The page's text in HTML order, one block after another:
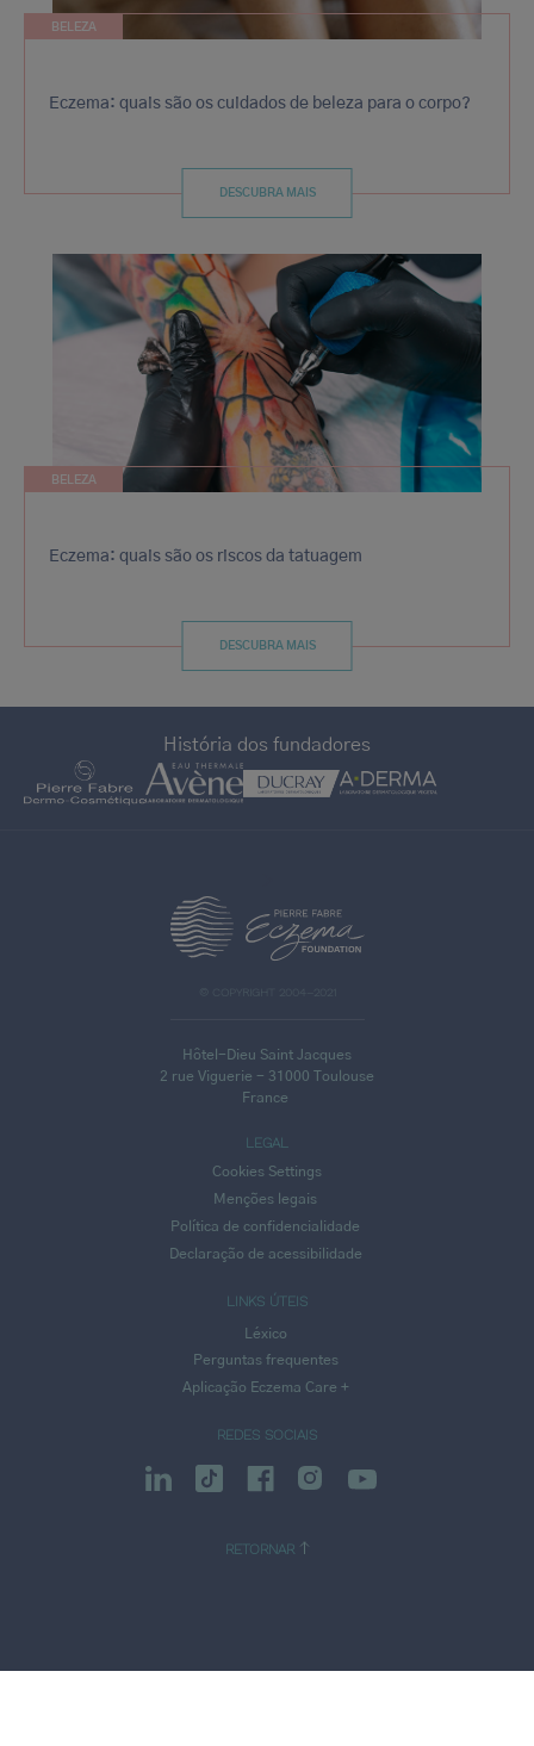
BELEZA
Eczema: quais são os cuidados de beleza para o corpo?
DESCUBRA MAIS
BELEZA
Eczema: quais são os riscos da tatuagem
DESCUBRA MAIS
História dos fundadores
© COPYRIGHT 2004–2021
Hôtel-Dieu Saint Jacques
2 rue Viguerie - 31000 Toulouse
France
LINKS ÚTEIS
Léxico
Perguntas frequentes
Aplicação Eczema Care +
LEGAL
Cookies Settings
Menções legais
Política de confidencialidade
Declaração de acessibilidade
REDES SOCIAIS
RETORNAR